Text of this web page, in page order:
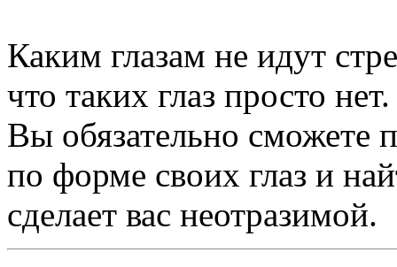
Каким глазам не идут
что таких глаз просто
Вы обязательно сможете
по форме своих глаз и
сделает вас неотразимой.